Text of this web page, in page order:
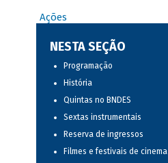
Ações
NESTA SEÇÃO
Programação
História
Quintas no BNDES
Sextas instrumentais
Reserva de ingressos
Filmes e festivais de cinema